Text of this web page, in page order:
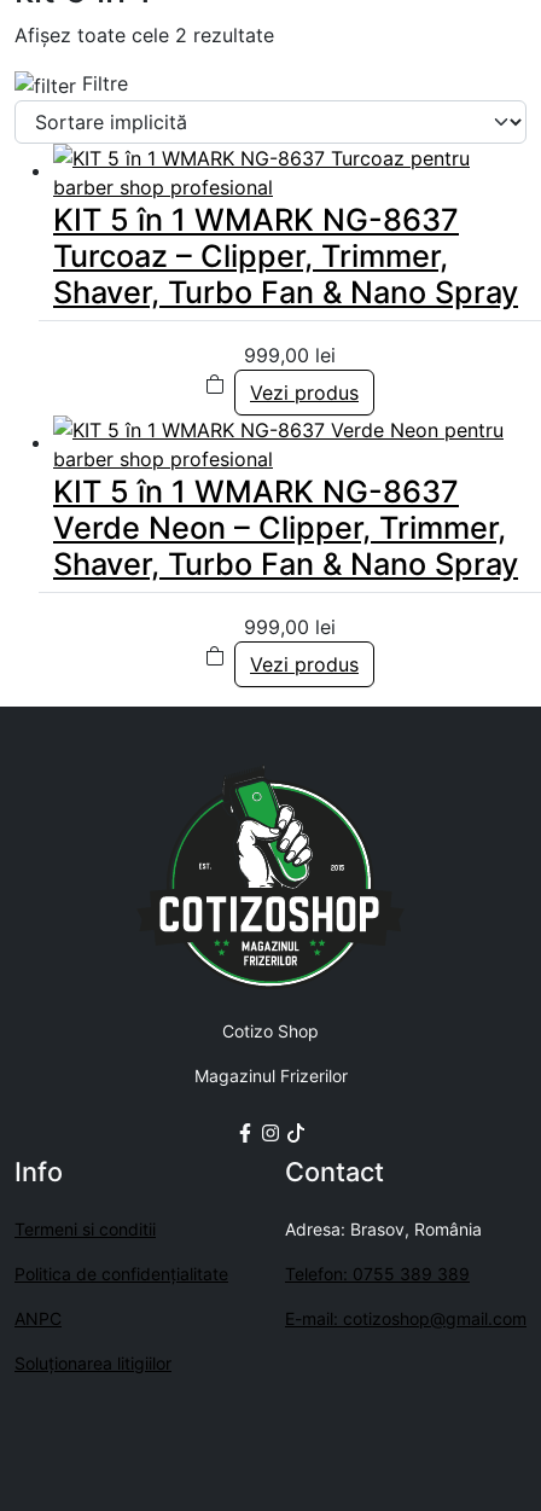
Afișez toate cele 2 rezultate
Filtre
KIT 5 în 1 WMARK NG-8637
Turcoaz – Clipper, Trimmer,
Shaver, Turbo Fan & Nano Spray
999,00 lei
Vezi produs
KIT 5 în 1 WMARK NG-8637
Verde Neon – Clipper, Trimmer,
Shaver, Turbo Fan & Nano Spray
999,00 lei
Vezi produs
Cotizo Shop
Magazinul Frizerilor
Info
Termeni si conditii
Politica de confidenţialitate
ANPC
Soluționarea litigiilor
Contact
Adresa: Brasov, România
Telefon: 0755 389 389
E-mail: cotizoshop@gmail.com